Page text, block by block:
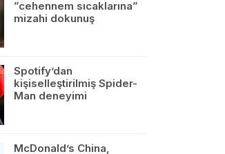
”cehennem sıcaklarına”
mizahi dokunuş
Spotify’dan
kişiselleştirilmiş Spider-
Man deneyimi
McDonald’s China,